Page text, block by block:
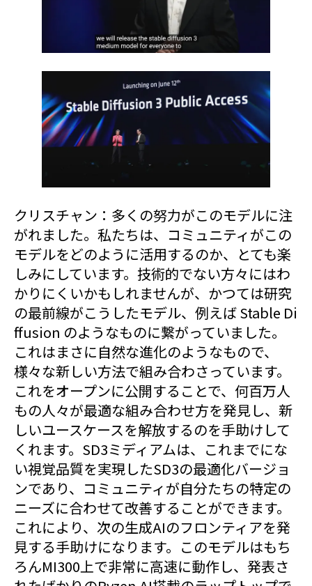
クリスチャン：多くの努力がこのモデルに注
がれました。私たちは、コミュニティがこの
モデルをどのように活用するのか、とても楽
しみにしています。技術的でない方々にはわ
かりにくいかもしれませんが、かつては研究
の最前線がこうしたモデル、例えば Stable Di
ffusion のようなものに繋がっていました。
これはまさに自然な進化のようなもので、
様々な新しい方法で組み合わさっています。
これをオープンに公開することで、何百万人
もの人々が最適な組み合わせ方を発見し、新
しいユースケースを解放するのを手助けして
くれます。SD3ミディアムは、これまでにな
い視覚品質を実現したSD3の最適化バージョ
ンであり、コミュニティが自分たちの特定の
ニーズに合わせて改善することができます。
これにより、次の生成AIのフロンティアを発
見する手助けになります。このモデルはもち
ろんMI300上で非常に高速に動作し、発表さ